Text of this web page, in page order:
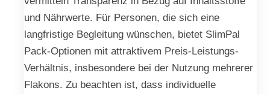
und Nährwerte. Für Personen, die sich eine
langfristige Begleitung wünschen, bietet SlimPal
Pack-Optionen mit attraktivem Preis-Leistungs-
Verhältnis, insbesondere bei der Nutzung mehrerer
Flakons. Zu beachten ist, dass individuelle